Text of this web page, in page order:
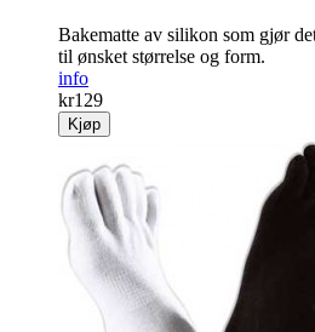
Bakematte av silikon som gjør
til ønsket størrelse og form.
info
kr129
Kjøp